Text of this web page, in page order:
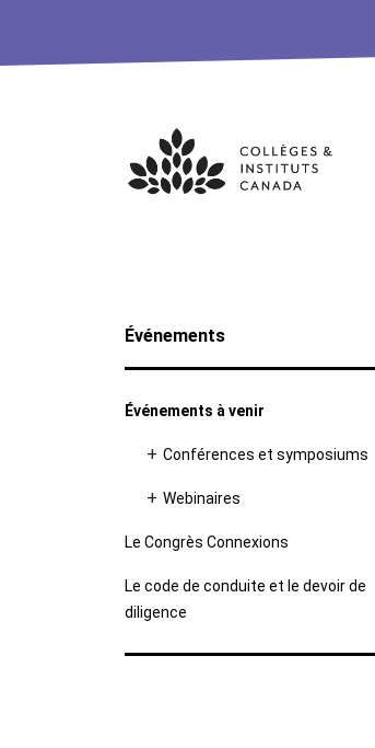
Skip
Événements
Événements à venir
Conférences et symposiums
Webinaires
Le Congrès Connexions
Le code de conduite et le devoir de
diligence